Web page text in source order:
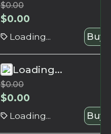
$0.00
$0.00
Loading... Buy
Loading...
$0.00
$0.00
Loading... Buy